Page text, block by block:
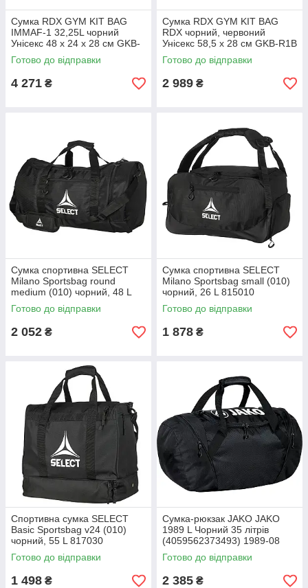
Сумка RDX GYM KIT BAG
IMMAF-1 32,25L чорний
Унісекс 48 x 24 x 28 см GKB-
IMF-1B
Готово до відправки
4 271 ₴
Сумка RDX GYM KIT BAG
RDX чорний, червоний
Унісекс 58,5 х 28 см GKB-R1B
Готово до відправки
2 989 ₴
Сумка спортивна SELECT
Milano Sportsbag round
medium (010) чорний, 48 L
815040
Готово до відправки
2 052 ₴
Сумка спортивна SELECT
Milano Sportsbag small (010)
чорний, 26 L 815010
Готово до відправки
1 878 ₴
Спортивна сумка SELECT
Basic Sportsbag v24 (010)
чорний, 55 L 817030
Готово до відправки
1 498 ₴
Сумка-рюкзак JAKO JAKO
1989 L Чорний 35 літрів
(4059562373493) 1989-08
Готово до відправки
2 385 ₴